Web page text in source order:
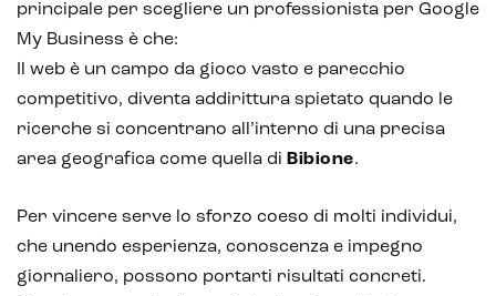
principale per scegliere un professionista per Google
My Business è che:
Il web è un campo da gioco vasto e parecchio
competitivo, diventa addirittura spietato quando le
ricerche si concentrano all’interno di una precisa
area geografica come quella di Bibione.
Per vincere serve lo sforzo coeso di molti individui,
che unendo esperienza, conoscenza e impegno
giornaliero, possono portarti risultati concreti.